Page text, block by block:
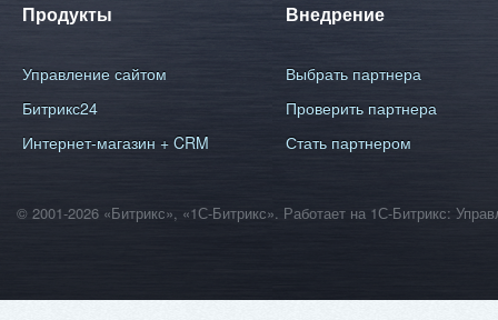
Продукты
Управление сайтом
Битрикс24
Интернет-магазин + CRM
Внедрение
Выбрать партнера
Проверить партнера
Стать партнером
© 2001-2026 «Битрикс», «1С-Битрикс». Работает на 1С-Битрикс: